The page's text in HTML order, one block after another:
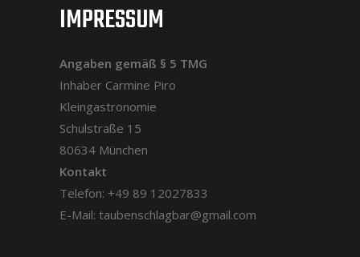
IMPRESSUM
Angaben gemäß § 5 TMG
Inhaber Carmine Piro
Kleingastronomie
Schulstraße 15
80634 München
Kontakt
Telefon: +49 89 12027833
E-Mail: taubenschlagbar@gmail.com